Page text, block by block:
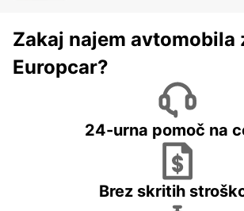
Zakaj najem avtomobila
Europcar?
24-urna pomoč na
Brez skritih